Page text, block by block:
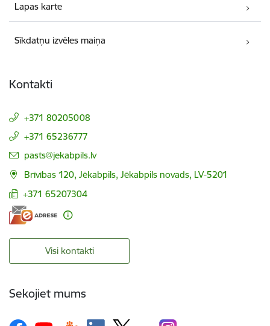
Lapas karte
Sīkdatņu izvēles maiņa
Kontakti
+371 80205008
+371 65236777
E-pasts:
pasts@jekabpils.lv
Brīvības 120, Jēkabpils, Jēkabpils novads, LV-5201
+371 65207304
Visi kontakti
Sekojiet mums